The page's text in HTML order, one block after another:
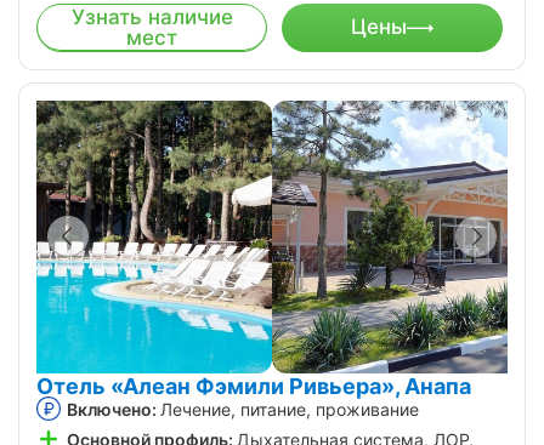
Узнать наличие
мест
Цены
Отель «Алеан Фэмили Ривьера», Анапа
Включено: Лечение, питание, проживание
Основной профиль: Дыхательная система, ЛОР,